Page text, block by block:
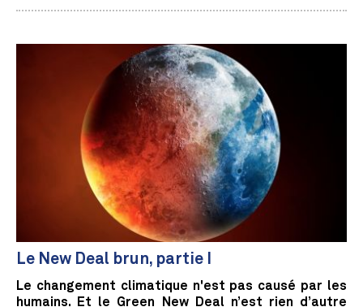
Le New Deal brun, partie I
Le changement climatique n'est pas causé par les
humains. Et le Green New Deal n’est rien d’autre